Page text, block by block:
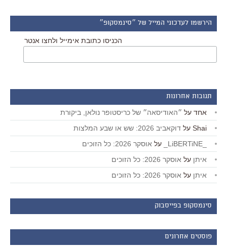
הירשמו לעדכוני המייל של ״סינמסקופ״
הכניסו כתובת אימייל ולחצו אנטר
תגובות אחרונות
אחד על ״האודיסאה״ של כריסטופר נולאן, ביקורת
Shai על דוקאביב 2026: שש או שבע המלצות
על אוסקר 2026: כל הזוכים
איתן על אוסקר 2026: כל הזוכים
איתן על אוסקר 2026: כל הזוכים
סינמסקופ בפייסבוק
פוסטים אחרונים